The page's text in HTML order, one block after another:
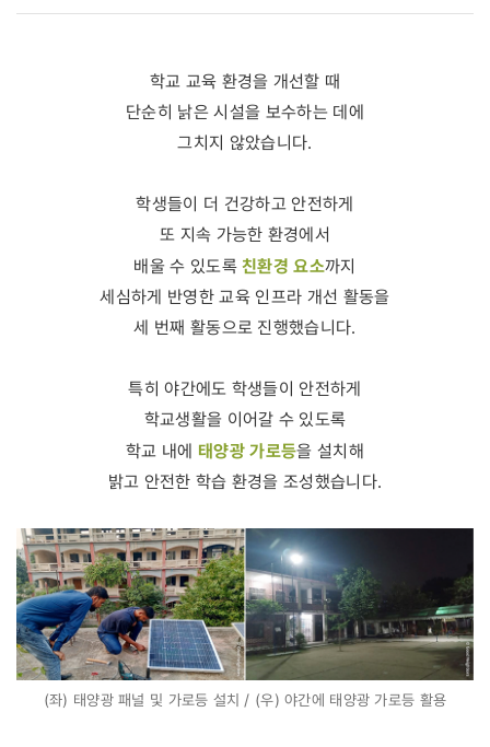
학교 교육 환경을 개선할 때
단순히 낡은 시설을 보수하는 데에
그치지 않았습니다.
학생들이 더 건강하고 안전하게
또 지속 가능한 환경에서
배울 수 있도록친환경 요소까지
세심하게 반영한 교육 인프라 개선 활동을
세 번째 활동으로 진행했습니다.
특히 야간에도 학생들이 안전하게
학교생활을 이어갈 수 있도록
학교 내에 태양광 가로등을 설치해
밝고 안전한 학습 환경을 조성했습니다.
(좌) 태양광 패널 및 가로등 설치 / (우) 야간에 태양광 가로등 활용